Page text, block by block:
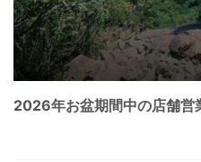
2026年お盆期間中の店舗営